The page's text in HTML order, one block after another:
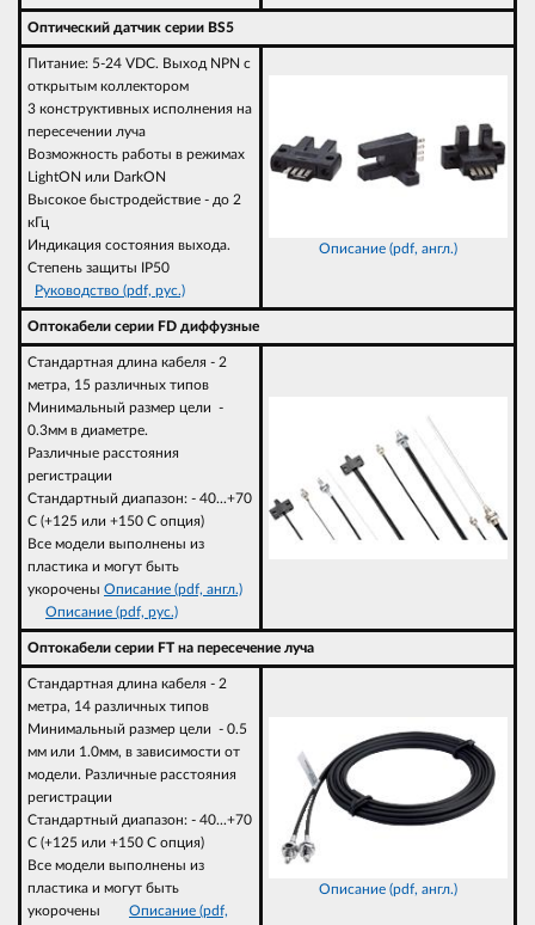
Оптический датчик серии BS5
Питание: 5-24 VDC. Выход NPN с
открытым коллектором
3 конструктивных исполнения на
пересечении луча
Возможность работы в режимах
LightON или DarkON
Высокое быстродействие - до 2
кГц
Индикация состояния выхода.
Степень защиты IP50
Руководство (pdf, рус.)
Описание (pdf, англ.)
Оптокабели серии FD диффузные
Стандартная длина кабеля - 2
метра, 15 различных типов
Минимальный размер цели -
0.3мм в диаметре.
Различные расстояния
регистрации
Стандартный диапазон: - 40...+70
C (+125 или +150 C опция)
Все модели выполнены из
пластика и могут быть
укорочены Описание (pdf, англ.)
Описание (pdf, рус.)
Оптокабели серии FT на пересечение луча
Стандартная длина кабеля - 2
метра, 14 различных типов
Минимальный размер цели - 0.5
мм или 1.0мм, в зависимости от
модели. Различные расстояния
регистрации
Стандартный диапазон: - 40...+70
C (+125 или +150 C опция)
Все модели выполнены из
пластика и могут быть
укорочены Описание (pdf,
Описание (pdf, англ.)